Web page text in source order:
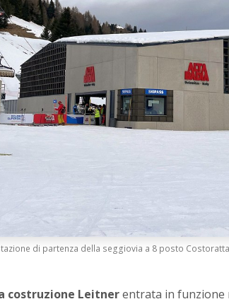
di partenza della seggiovia a 8 posto
costruzione Leitnerentrata in funzione